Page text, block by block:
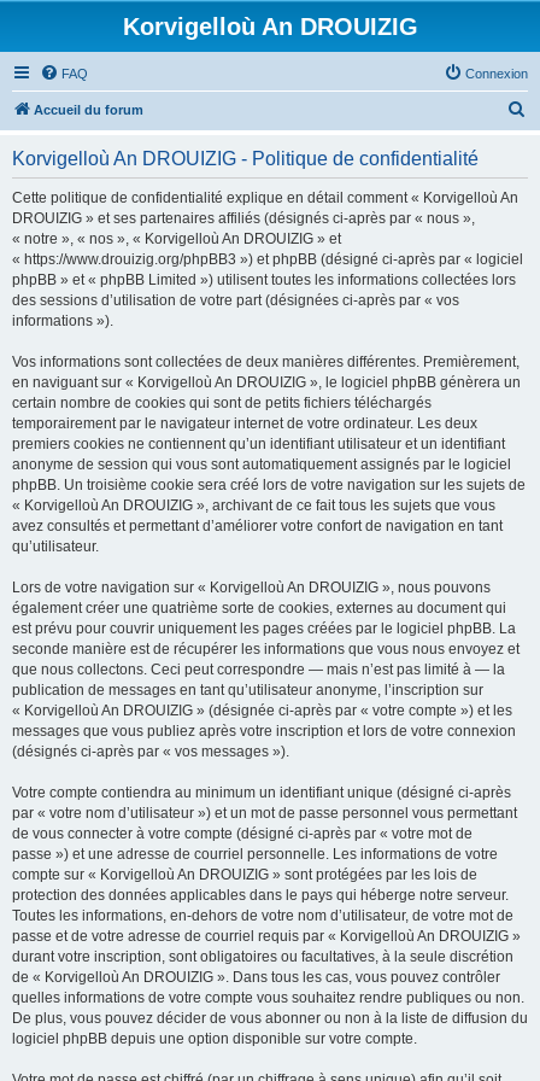
Korvigelloù An DROUIZIG
FAQ Connexion
Accueil du forum
Korvigelloù An DROUIZIG - Politique de confidentialité
Cette politique de confidentialité explique en détail comment « Korvigelloù An
DROUIZIG » et ses partenaires affiliés (désignés ci-après par « nous »,
« notre », « nos », « Korvigelloù An DROUIZIG » et
« https://www.drouizig.org/phpBB3 ») et phpBB (désigné ci-après par « logiciel
phpBB » et « phpBB Limited ») utilisent toutes les informations collectées lors
des sessions d’utilisation de votre part (désignées ci-après par « vos
informations »).
Vos informations sont collectées de deux manières différentes. Premièrement,
en naviguant sur « Korvigelloù An DROUIZIG », le logiciel phpBB génèrera un
certain nombre de cookies qui sont de petits fichiers téléchargés
temporairement par le navigateur internet de votre ordinateur. Les deux
premiers cookies ne contiennent qu’un identifiant utilisateur et un identifiant
anonyme de session qui vous sont automatiquement assignés par le logiciel
phpBB. Un troisième cookie sera créé lors de votre navigation sur les sujets de
« Korvigelloù An DROUIZIG », archivant de ce fait tous les sujets que vous
avez consultés et permettant d’améliorer votre confort de navigation en tant
qu’utilisateur.
Lors de votre navigation sur « Korvigelloù An DROUIZIG », nous pouvons
également créer une quatrième sorte de cookies, externes au document qui
est prévu pour couvrir uniquement les pages créées par le logiciel phpBB. La
seconde manière est de récupérer les informations que vous nous envoyez et
que nous collectons. Ceci peut correspondre — mais n’est pas limité à — la
publication de messages en tant qu’utilisateur anonyme, l’inscription sur
« Korvigelloù An DROUIZIG » (désignée ci-après par « votre compte ») et les
messages que vous publiez après votre inscription et lors de votre connexion
(désignés ci-après par « vos messages »).
Votre compte contiendra au minimum un identifiant unique (désigné ci-après
par « votre nom d’utilisateur ») et un mot de passe personnel vous permettant
de vous connecter à votre compte (désigné ci-après par « votre mot de
passe ») et une adresse de courriel personnelle. Les informations de votre
compte sur « Korvigelloù An DROUIZIG » sont protégées par les lois de
protection des données applicables dans le pays qui héberge notre serveur.
Toutes les informations, en-dehors de votre nom d’utilisateur, de votre mot de
passe et de votre adresse de courriel requis par « Korvigelloù An DROUIZIG »
durant votre inscription, sont obligatoires ou facultatives, à la seule discrétion
de « Korvigelloù An DROUIZIG ». Dans tous les cas, vous pouvez contrôler
quelles informations de votre compte vous souhaitez rendre publiques ou non.
De plus, vous pouvez décider de vous abonner ou non à la liste de diffusion du
logiciel phpBB depuis une option disponible sur votre compte.